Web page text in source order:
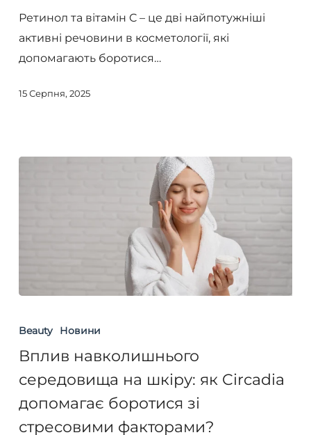
використовувати
ці
компоненти
Ретинол та вітамін C – це дві найпотужніші
активні речовини в косметології, які
допомагають боротися…
15 Серпня, 2025
навколишнього
шкіру:
як
Circadia
Beauty Новини
Вплив навколишнього
середовища на шкіру: як Circadia
допомагає боротися зі
стресовими факторами?